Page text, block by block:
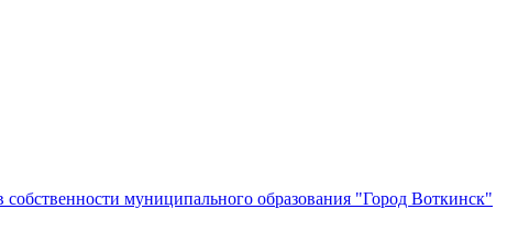
муниципального образования "Город Воткинск"